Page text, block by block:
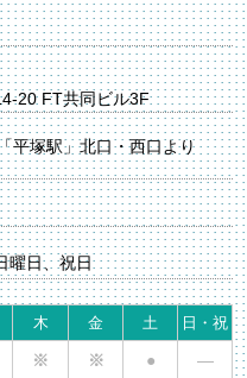
20 FT共同ビル3F
平塚駅」北口・西口より
曜日、祝日
木 金 土
日・祝
※ ※ ● ―